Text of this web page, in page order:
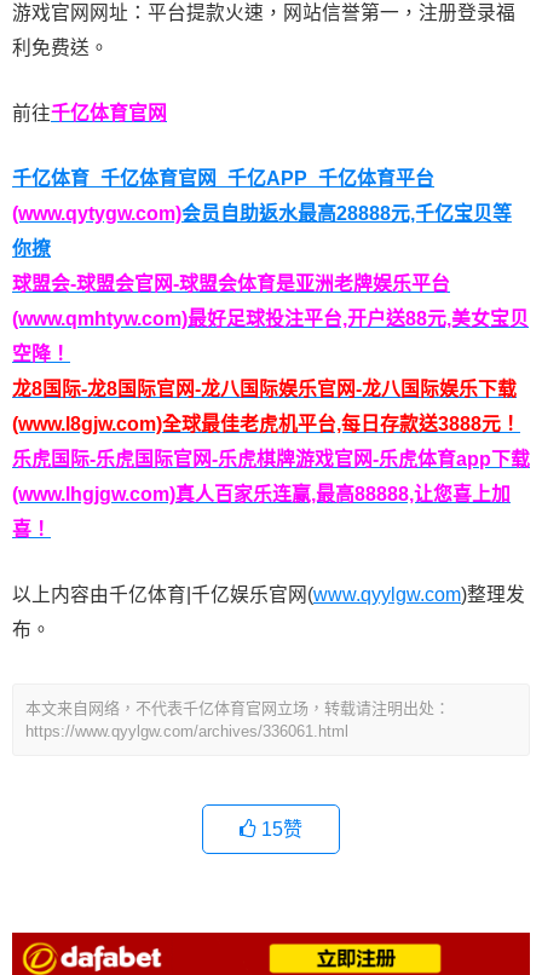
游戏官网网址：平台提款火速，网站信誉第一，注册登录福
利免费送。
前往千亿体育官网
千亿体育_千亿体育官网_千亿APP_千亿体育平台
(www.qytygw.com)会员自助返水最高28888元,千亿宝贝等
你撩
球盟会-球盟会官网-球盟会体育是亚洲老牌娱乐平台
(www.qmhtyw.com)最好足球投注平台,开户送88元,美女宝贝
空降！
龙8国际-龙8国际官网-龙八国际娱乐官网-龙八国际娱乐下载
(www.l8gjw.com)全球最佳老虎机平台,每日存款送3888元！
乐虎国际-乐虎国际官网-乐虎棋牌游戏官网-乐虎体育app下载
(www.lhgjgw.com)真人百家乐连赢,最高88888,让您喜上加
喜！
以上内容由千亿体育|千亿娱乐官网(www.qyylgw.com)整理发
布。
本文来自网络，不代表千亿体育官网立场，转载请注明出处：
https://www.qyylgw.com/archives/336061.html
15赞